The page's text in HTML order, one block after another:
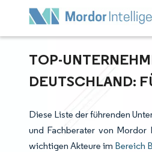
TOP-
DEUTSCHLAND:
Diese Liste der führenden
und Fachberater von Mordor
wichtigen Akteure im Bereich